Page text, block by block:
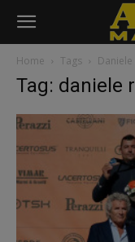
Home Tags Daniele
Tag: daniele